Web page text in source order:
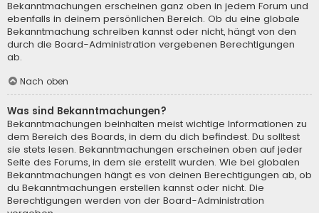
Bekanntmachungen erscheinen ganz oben in jedem Forum und
ebenfalls in deinem persönlichen Bereich. Ob du eine globale
Bekanntmachung schreiben kannst oder nicht, hängt von den
durch die Board-Administration vergebenen Berechtigungen
ab.
Nach oben
Was sind Bekanntmachungen?
Bekanntmachungen beinhalten meist wichtige Informationen zu
dem Bereich des Boards, in dem du dich befindest. Du solltest
sie stets lesen. Bekanntmachungen erscheinen oben auf jeder
Seite des Forums, in dem sie erstellt wurden. Wie bei globalen
Bekanntmachungen hängt es von deinen Berechtigungen ab, ob
du Bekanntmachungen erstellen kannst oder nicht. Die
Berechtigungen werden von der Board-Administration